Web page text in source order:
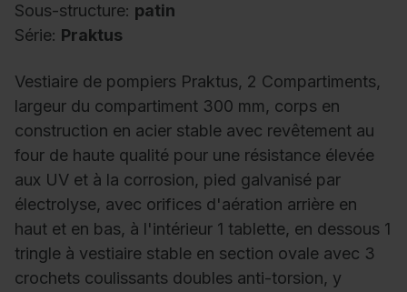
Sous-structure: patin
Série: Praktus
Vestiaire de pompiers Praktus, 2 Compartiments,
largeur du compartiment 300 mm, corps en
construction en acier stable avec revêtement au
four de haute qualité pour une résistance élevée
aux UV et à la corrosion, pied galvanisé par
électrolyse, avec orifices d'aération arrière en
haut et en bas, à l'intérieur 1 tablette, en dessous 1
tringle à vestiaire stable en section ovale avec 3
crochets coulissants doubles anti-torsion, y